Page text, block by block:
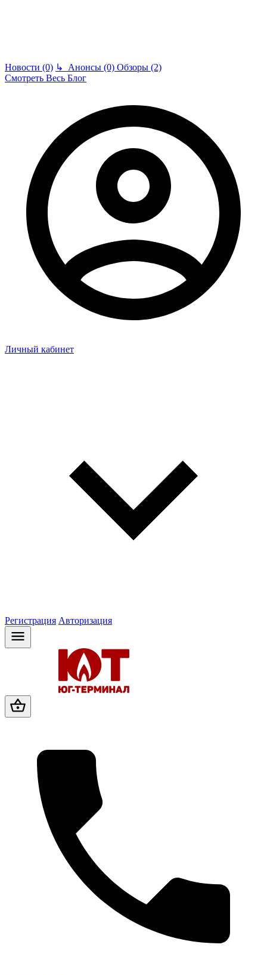
Новости (0) ↳ Анонсы (0) Обзоры (2)
Смотреть Весь Блог
Личный кабинет
Регистрация Авторизация